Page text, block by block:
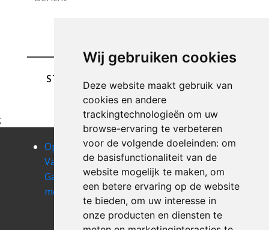
Wij gebruiken cookies
Deze website maakt gebruik van
cookies en andere
trackingtechnologieën om uw
browse-ervaring te verbeteren
voor de volgende doeleinden: om
de basisfunctionaliteit van de
website mogelijk te maken, om
een betere ervaring op de website
te bieden, om uw interesse in
onze producten en diensten te
STUREN
;
Opruimen
Van Uw
Garage
merksplas
Opruimen
Van Uw
Garage
minderhout
Opruimen
Van Uw
Garage mol
Opruimen
Van Uw
Garage